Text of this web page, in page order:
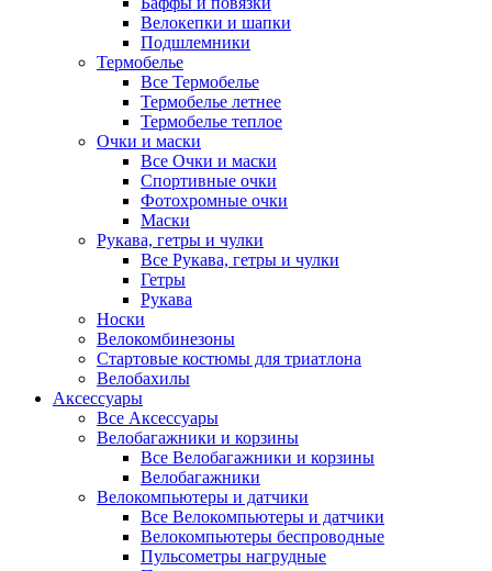
Велокепки и шапки
Подшлемники
Термобелье
Все Термобелье
Термобелье летнее
Термобелье теплое
Очки и маски
Все Очки и маски
Спортивные очки
Фотохромные очки
Маски
Рукава, гетры и чулки
Все Рукава, гетры и чулки
Гетры
Рукава
Носки
Велокомбинезоны
Стартовые костюмы для триатлона
Велобахилы
Аксессуары
Все Аксессуары
Велобагажники и корзины
Все Велобагажники и корзины
Велобагажники
Велокомпьютеры и датчики
Все Велокомпьютеры и датчики
Велокомпьютеры беспроводные
Пульсометры нагрудные